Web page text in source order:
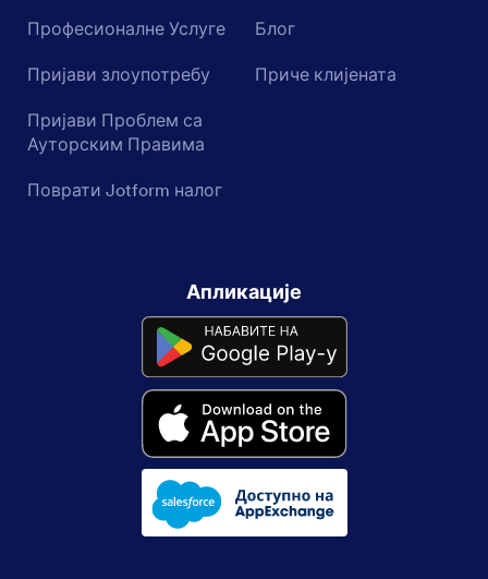
Професионалне Услуге
Пријави злоупотребу
Пријави Проблем са
Ауторским Правима
Поврати Jotform налог
Блог
Приче клијената
Апликације